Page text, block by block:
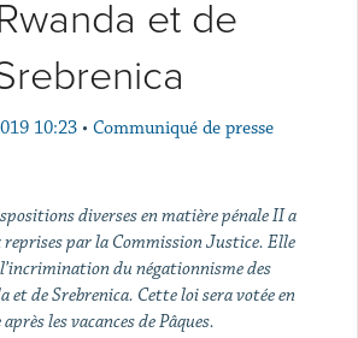
et de
10:23 • Communiqué de presse
diverses en matière pénale II a
reprises par la Commission Justice. Elle
du négationnisme des
et de Srebrenica. Cette loi sera votée en
les vacances de Pâques.